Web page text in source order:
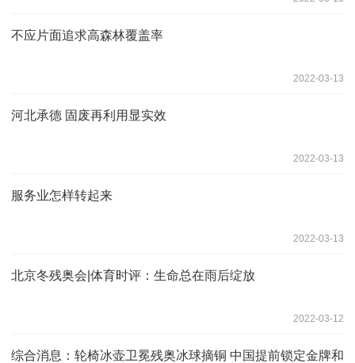
不应片面追求高森林覆盖率
2022-03-13
河北承德 固废再利用显实效
2022-03-13
服务业怎样转起来
2022-03-13
北京冬残奥会|体育时评：生命总在雨后绽放
2022-03-12
综合消息：轮椅冰壶卫冕残奥冰球摘铜 中国提前锁定金牌和